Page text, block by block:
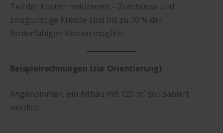
Teil der Kosten reduzieren – Zuschüsse und
zinsgünstige Kredite sind bis zu 70 % der
förderfähigen Kosten möglich.
Beispielrechnungen (zur Orientierung)
Angenommen, ein Altbau mit 120 m² soll saniert
werden: